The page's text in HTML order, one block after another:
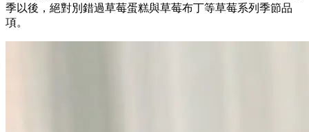
季以後，絕對別錯過草莓蛋糕與草莓布丁等草莓系列季節品
項。